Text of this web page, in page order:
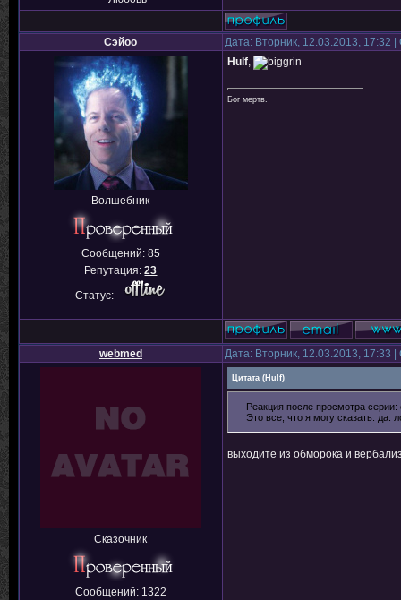
Сэйоо Дата: Вторник, 12.03.2013, 17:32
Волшебник
Сообщений: 85
Репутация:23
Статус:
Hulf,
Бог мертв.
webmed Дата: Вторник, 12.03.2013, 17:33
Сказочник
Сообщений: 1322
Цитата ( Hulf)
Реакция после просмотра
Это все, что я могу сказать. да.
выходите из обморока и